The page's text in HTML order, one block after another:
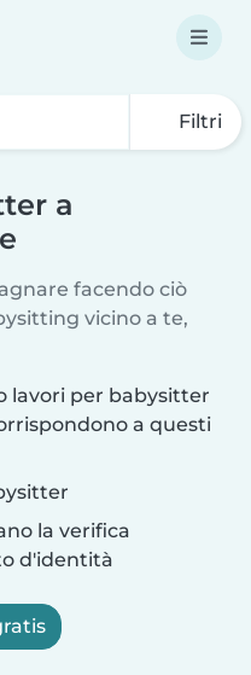
Filtri
a
facendo ciò
vicino a te,
lavori per babysitter
a questi
la verifica
d'identità